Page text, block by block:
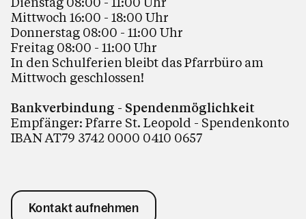
Mittwoch 16:00 - 18:00 Uhr
Donnerstag 08:00 - 11:00 Uhr
Freitag 08:00 - 11:00 Uhr
In den Schulferien bleibt das Pfarrbüro am
Mittwoch geschlossen!
Bankverbindung - Spendenmöglichkeit
Empfänger: Pfarre St. Leopold - Spendenkonto
IBAN AT79 3742 0000 0410 0657
Kontakt aufnehmen